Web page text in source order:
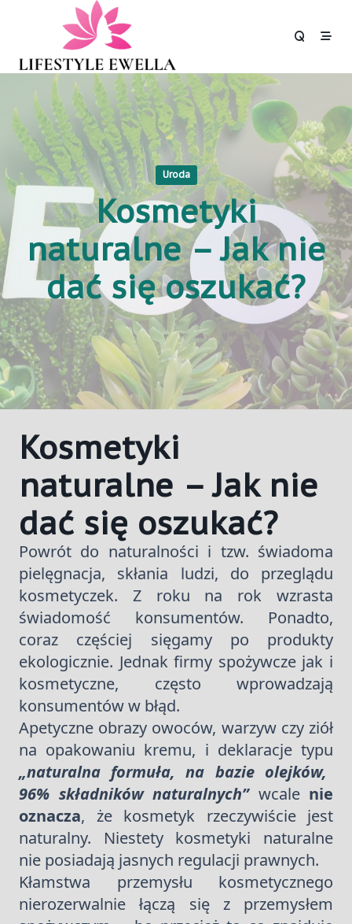
Uroda
Kosmetyki
naturalne – Jak nie
dać się oszukać?
Kosmetyki
naturalne – Jak nie
dać się oszukać?
Powrót do naturalności i tzw. świadoma
pielęgnacja, skłania ludzi, do przeglądu
kosmetyczek. Z roku na rok wzrasta
świadomość konsumentów. Ponadto,
coraz częściej sięgamy po produkty
ekologicznie. Jednak firmy spożywcze jak i
kosmetyczne, często wprowadzają
konsumentów w błąd.
Apetyczne obrazy owoców, warzyw czy ziół
na opakowaniu kremu, i deklaracje typu
„naturalna formuła, na bazie olejków,
96% składników naturalnych”wcale nie
oznacza, że kosmetyk rzeczywiście jest
naturalny. Niestety kosmetyki naturalne
nie posiadają jasnych regulacji prawnych.
Kłamstwa przemysłu kosmetycznego
nierozerwalnie łączą się z przemysłem